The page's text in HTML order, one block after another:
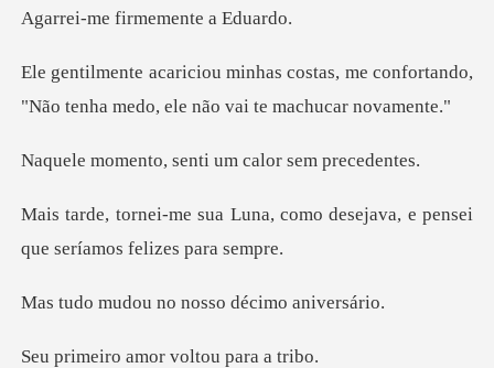
firmemente
tas, me confortando,
"Não tenha medo
senti um calor
, como desejava, e pensei
que
no nosso déci
amor voltou p